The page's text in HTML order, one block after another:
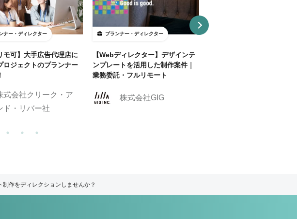
ナー・ディレクター
モ可】大手広告代理店に
ロジェクトのプランナー
式会社クリーク・ア
ド・リバー社
プランナー・ディレクター
【Webディレクター】デザインテ
ンプレートを活用した制作案件｜
業務委託・フルリモート
株式会社GIG
作をディレクションしませんか？